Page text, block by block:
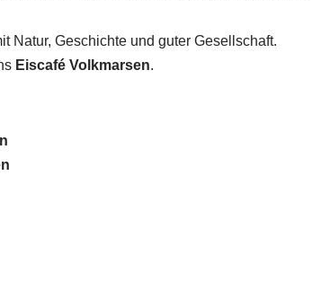
Natur, Geschichte und guter Gesellschaft.
Eiscafé Volkmarsen.